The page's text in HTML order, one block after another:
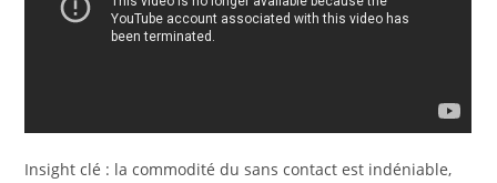
Insight clé : la commodité du sans contact est indéniable,